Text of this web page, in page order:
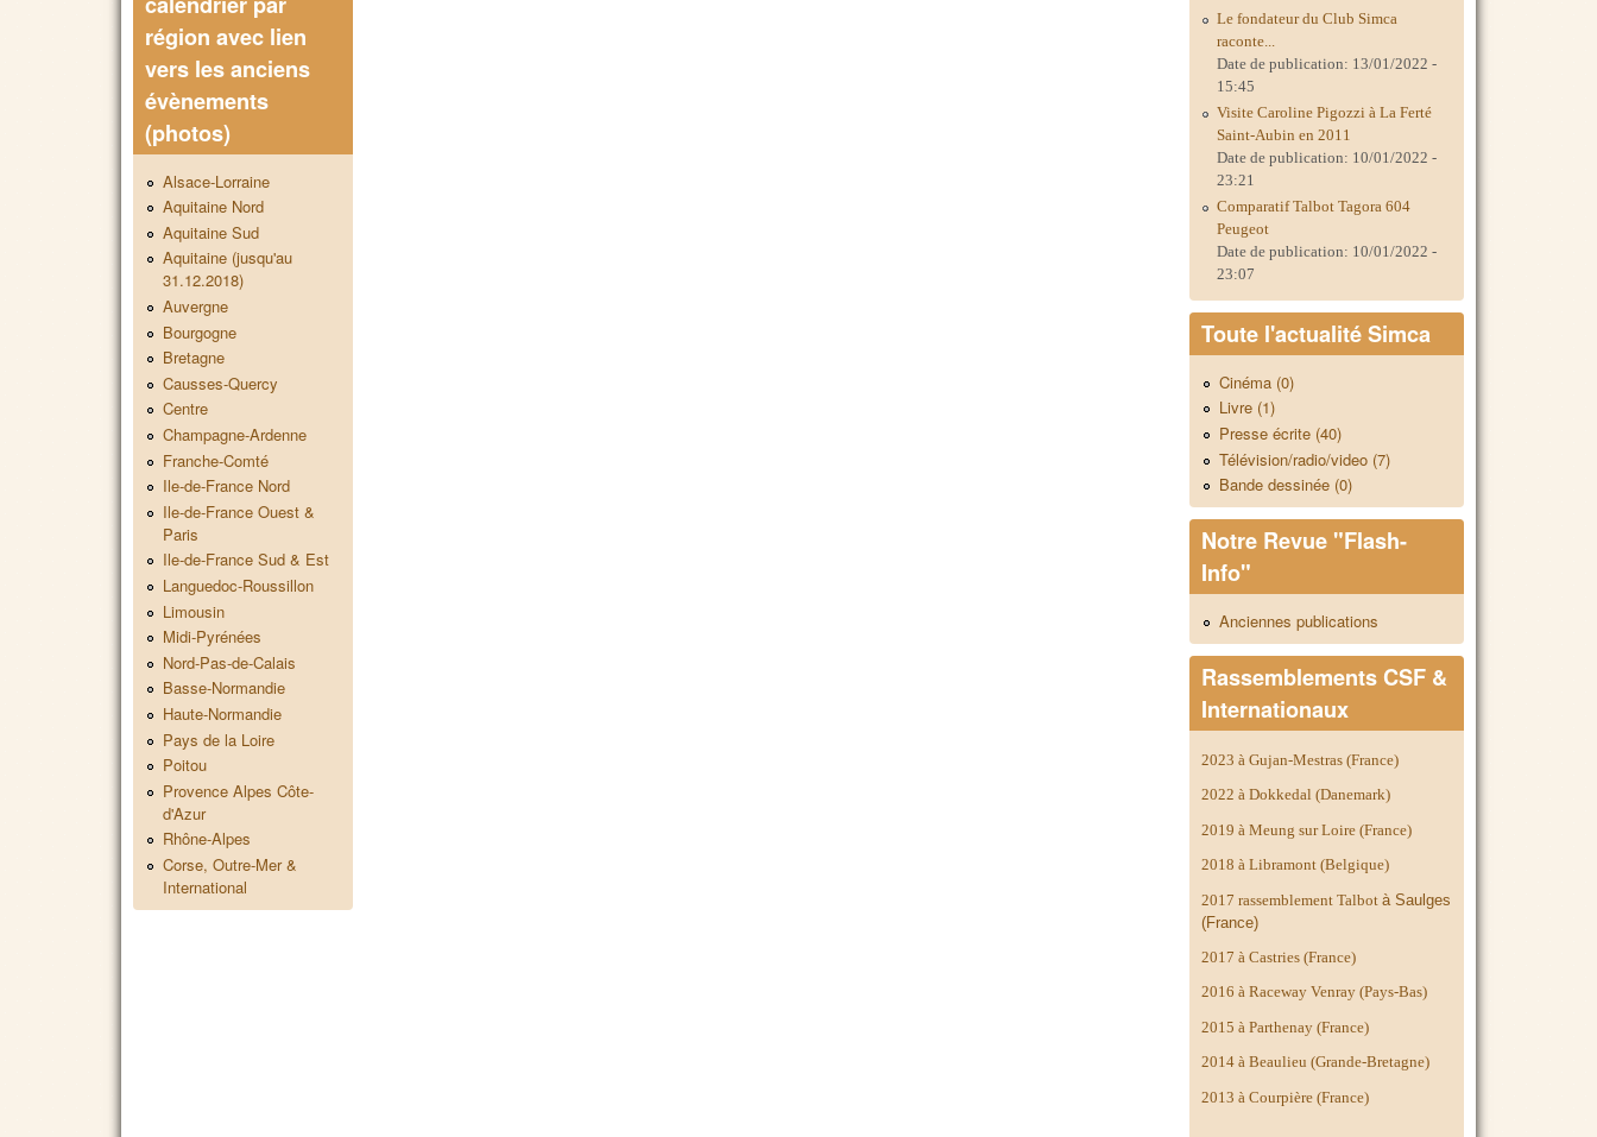
région avec lien
vers les anciens
évènements
(photos)
Alsace-Lorraine
Aquitaine Nord
Aquitaine Sud
Aquitaine (jusqu'au
31.12.2018)
Auvergne
Bourgogne
Bretagne
Causses-Quercy
Centre
Champagne-Ardenne
Franche-Comté
Ile-de-France Nord
Ile-de-France Ouest &
Paris
Ile-de-France Sud & Est
Languedoc-Roussillon
Limousin
Midi-Pyrénées
Nord-Pas-de-Calais
Basse-Normandie
Haute-Normandie
Pays de la Loire
Poitou
Provence Alpes Côte-
d'Azur
Rhône-Alpes
Corse, Outre-Mer &
International
Le fondateur du Club Simca
raconte...
Date de publication: 13/01/2022 -
15:45
Visite Caroline Pigozzi à La Ferté
Saint-Aubin en 2011
Date de publication: 10/01/2022 -
23:21
Comparatif Talbot Tagora 604
Peugeot
Date de publication: 10/01/2022 -
23:07
Toute l'actualité Simca
Cinéma (0)
Livre (1)
Presse écrite (40)
Télévision/radio/video (7)
Bande dessinée (0)
Notre Revue "Flash-
Info"
Anciennes publications
Rassemblements CSF &
Internationaux
2023 à Gujan-Mestras (France)
2022 à Dokkedal (Danemark)
2019 à Meung sur Loire (France)
2018 à Libramont (Belgique)
2017 rassemblement Talbotà Saulges
(France)
2017 à Castries (France)
2016 à Raceway Venray (Pays-Bas)
2015 à Parthenay (France)
2014 àBeaulieu (Grande-Bretagne)
2013 à Courpière (France)